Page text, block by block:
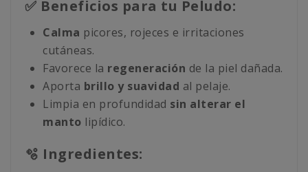
✅ Beneficios para tu Peludo:
Calma picores, rojeces e irritaciones
cutáneas.
Favorece la regeneración de la piel dañada.
Aporta brillo y suavidad al pelaje.
Limpia en profundidad sin alterar el
manto lipídico.
🫧 Ingredientes: